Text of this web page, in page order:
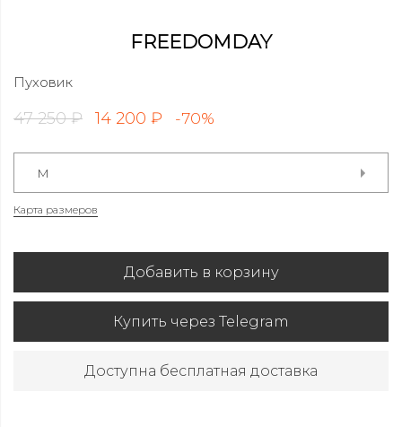
FREEDOMDAY
Пуховик
47 250 ₽ 14 200 ₽ -70%
M
Карта размеров
Добавить в корзину
Купить через Telegram
Доступна бесплатная доставка